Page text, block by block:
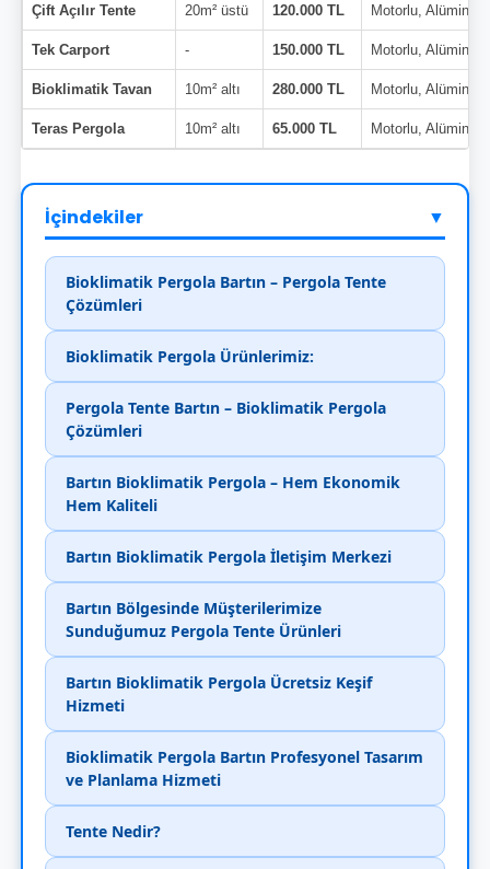
Çift Açılır Tente 20m² üstü 120.000 TL Motorlu,
Tek Carport - 150.000 TL Motorlu,
Bioklimatik Tavan 10m² altı 280.000 TL Motorlu,
Teras Pergola 10m² altı 65.000 TL Motorlu,
İçindekiler ▼
Bioklimatik Pergola Bartın – Pergola Tente
Çözümleri
Bioklimatik Pergola Ürünlerimiz:
Pergola Tente Bartın – Bioklimatik Pergola
Çözümleri
Bartın Bioklimatik Pergola – Hem Ekonomik
Hem Kaliteli
Bartın Bioklimatik Pergola İletişim Merkezi
Bartın Bölgesinde Müşterilerimize
Sunduğumuz Pergola Tente Ürünleri
Bartın Bioklimatik Pergola Ücretsiz Keşif
Hizmeti
Bioklimatik Pergola Bartın Profesyonel Tasarım
ve Planlama Hizmeti
Tente Nedir?